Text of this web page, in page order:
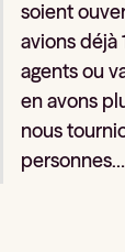
soient
avions déjà
agents ou
en avons
nous
personnes…